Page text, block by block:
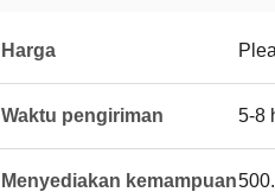
Harga
Waktu pengiriman 5-8
Menyediakan kemampuan